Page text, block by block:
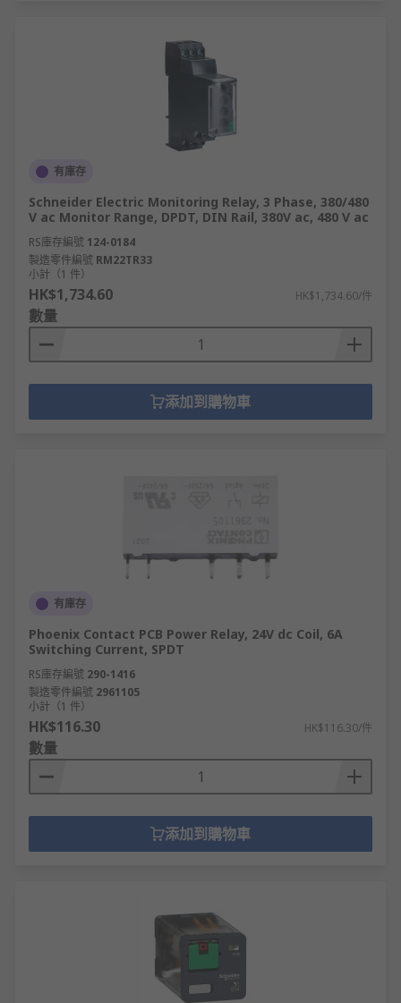
有庫存
Schneider Electric Monitoring Relay, 3 Phase, 380/480
V ac Monitor Range, DPDT, DIN Rail, 380V ac, 480 V ac
RS庫存編號 124-0184
製造零件編號 RM22TR33
小計（1 件）
HK$1,734.60 HK$1,734.60/件
數量
添加到購物車
有庫存
Phoenix Contact PCB Power Relay, 24V dc Coil, 6A
Switching Current, SPDT
RS庫存編號 290-1416
製造零件編號 2961105
小計（1 件）
HK$116.30 HK$116.30/件
數量
添加到購物車